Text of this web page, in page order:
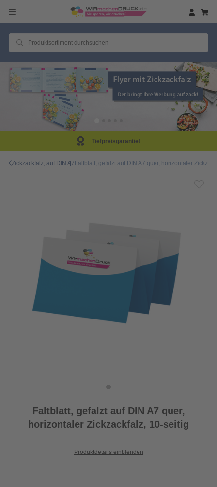
Zickzackfalz, auf DIN A7Faltblatt, gefalzt auf DIN A7 quer, horizontaler
Faltblatt, gefalzt auf DIN A7 quer,
horizontaler Zickzackfalz, 10-seitig
Produktdetails einblenden